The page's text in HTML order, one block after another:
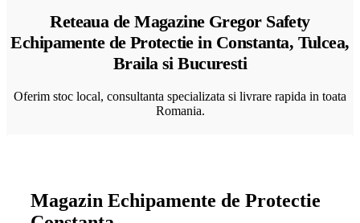
Reteaua de Magazine Gregor Safety
Echipamente de Protectie in Constanta, Tulcea,
Braila si Bucuresti
Oferim stoc local, consultanta specializata si livrare rapida in toata
Romania.
Magazin Echipamente de Protectie